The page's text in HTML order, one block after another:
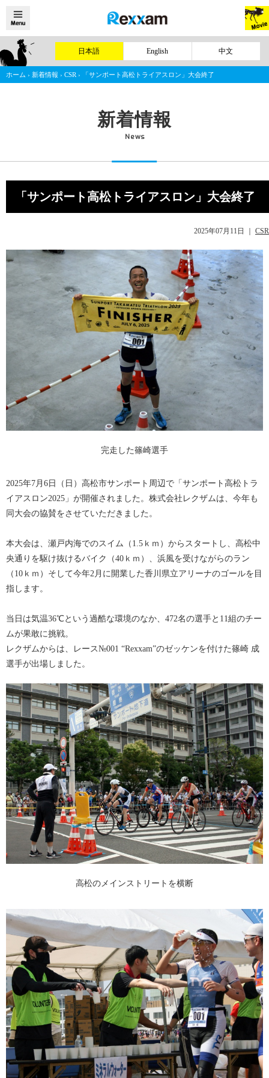
日本語 English 中文
ホーム › 新着情報 › CSR › 「サンポート高松トライアスロン」大会終了
新着情報
News
「サンポート高松トライアスロン」大会終了
2025年07月11日 CSR
完走した篠崎選手
2025年7月6日（日）高松市サンポート周辺で「サンポート高松トラ
イアスロン2025」が開催されました。株式会社レクザムは、今年も
同大会の協賛をさせていただきました。
本大会は、瀬戸内海でのスイム（1.5ｋｍ）からスタートし、高松中
央通りを駆け抜けるバイク（40ｋｍ）、浜風を受けながらのラン
（10ｋｍ）そして今年2月に開業した香川県立アリーナのゴールを目
指します。
当日は気温36℃という過酷な環境のなか、472名の選手と11組のチー
ムが果敢に挑戦。
レクザムからは、レース№001 “Rexxam”のゼッケンを付けた篠崎 成
選手が出場しました。
高松のメインストリートを横断